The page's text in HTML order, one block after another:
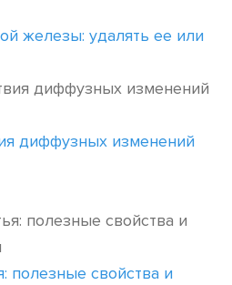
железы: удалять ее или
диффузных изменений
полезные свойства и